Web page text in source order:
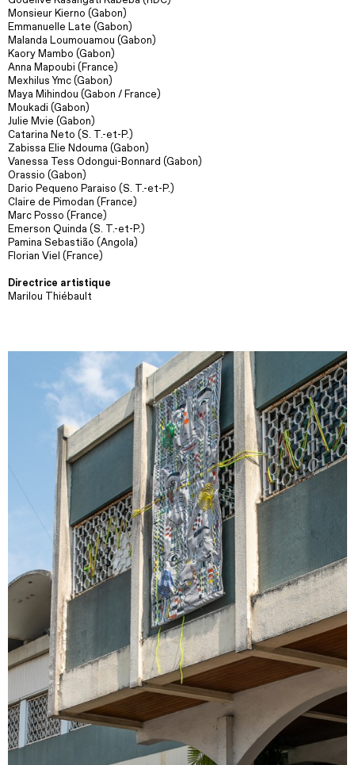
Monsieur Kierno (Gabon)
Emmanuelle Late (Gabon)
Malanda Loumouamou (Gabon)
Kaory Mambo (Gabon)
Anna Mapoubi (France)
Mexhilus Ymc (Gabon)
Maya Mihindou (Gabon / France)
Moukadi (Gabon)
Julie Mvie (Gabon)
Catarina Neto (S. T.-et-P.)
Zabissa Elie Ndouma (Gabon)
Vanessa Tess Odongui-Bonnard (Gabon)
Orassio (Gabon)
Dario Pequeno Paraiso (S. T.-et-P.)
Claire de Pimodan (France)
Marc Posso (France)
Emerson Quinda (S. T.-et-P.)
Pamina Sebastião (Angola)
Florian Viel (France)
Directrice artistique
Marilou Thiébault